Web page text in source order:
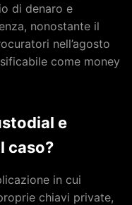
di denaro e
nonostante il
nell’agosto
come money
e
caso?
in cui
chiavi private,